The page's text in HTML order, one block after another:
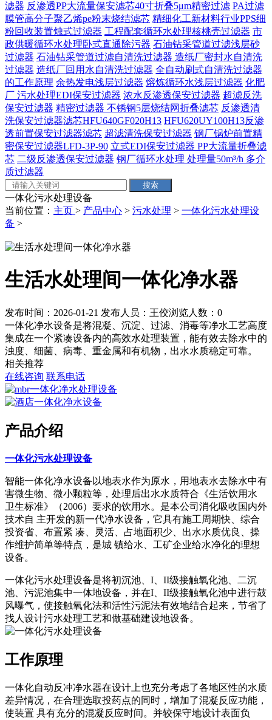
滤器 反渗透PP大流量保安滤芯40寸折叠5μm精密过滤 PA过滤
膜管高分子聚乙烯pe粉末烧结滤芯 精细化工新材料行业PPS细
粉回收装置烛式过滤器 工程配套循环水处理核桃壳过滤器 市
政供暖循环水处理卧式直通除污器 石油钻采管道过滤浅层砂
过滤器 石油钻采管道过滤自清洗过滤器 造纸厂密封水自清洗
过滤器 造纸厂回用水自清洗过滤器 全自动刷式自清洗过滤器
的工作原理 余热发电浅层过滤器 熔炼循环水浅层过滤器 化肥
厂 污水处理EDI保安过滤器 浓水反渗透保安过滤器 超滤反洗
保安过滤器 精密过滤器 不锈钢5层烧结网折叠滤芯 反渗透清
洗保安过滤器滤芯HFU640GF020H13 HFU620UY100H13反渗
透前置保安过滤器滤芯 超滤清洗保安过滤器 钢厂锅炉前置精
密保安过滤器LFD-3P-90 立式EDI保安过滤器 PP大流量折叠滤
芯 二级反渗透保安过滤器 钢厂循环水处理 处理量50m³/h 多介
质过滤器
一体化污水处理设备
当前位置： 主页 > 产品中心 > 污水处理 > 一体化污水处理设
备 >
生活水处理间一体化净水器
发布时间：2026-01-21 发布人员：王佼浏览人数： 0
一体化净水设备是将混凝、沉淀、过滤、消毒等净水工艺高度
集成在一个紧凑设备内的高效水处理装置，能有效去除水中的
浊度、细菌、病毒、重金属和有机物，出水水质稳定可靠。
相关推荐
在线咨询 联系电话
产品介绍
一体化污水处理设备
智能一体化净水设备以地表水作为原水，用地表水去除水中有
害微生物、微小颗粒等，处理后出水水质符合《生活饮用水
卫生标准》（2006）要求的饮用水。是本公司消化吸收国内外
技术自 主开发的新一代净水设备，它具有施工周期快、综合
投资省、布置紧 凑、灵活、占地面积少、出水水质优良、操
作维护简单等特点，是城 镇给水、工矿企业给水净化的理想
设备。
一体化污水处理设备是将初沉池、I、II级接触氧化池、二沉
池、污泥池集中一体地设备，并在I、II级接触氧化池中进行鼓
风曝气，使接触氧化法和活性污泥法有效地结合起来，节省了
找人设计污水处理工艺和做基础建设地设备。
工作原理
一体化自动反冲净水器在设计上也充分考虑了各地区性的水质
差异情况，在合理选取投药点的同时，增加了混凝反应功能，
使装置 具有充分的混凝反应时间。并较保守地设计表面负